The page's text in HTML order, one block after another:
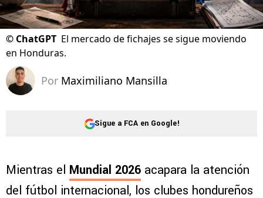
© ChatGPT El mercado de fichajes se sigue moviendo
en Honduras.
Por Maximiliano Mansilla
Sigue a FCA en Google!
Mientras el Mundial 2026 acapara la atención
del fútbol internacional, los clubes hondureños